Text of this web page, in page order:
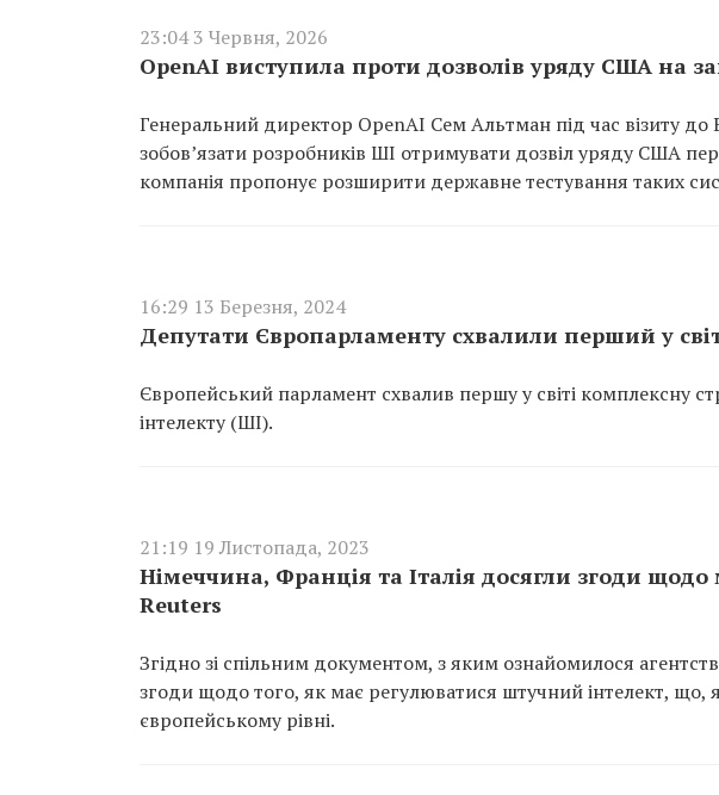
23:04 3 Червня, 2026
OpenAI виступила проти дозволів уряду США на
Генеральний директор OpenAI Сем Альтман під час візиту до
зобов’язати розробників ШІ отримувати дозвіл уряду США
компанія пропонує розширити державне тестування таких
16:29 13 Березня, 2024
Депутати Європарламенту схвалили перший у
Європейський парламент схвалив першу у світі комплексну
інтелекту (ШІ).
21:19 19 Листопада, 2023
Німеччина, Франція та Італія досягли згоди
Reuters
Згідно зі спільним документом, з яким ознайомилося
згоди щодо того, як має регулюватися штучний інтелект, що,
європейському рівні.